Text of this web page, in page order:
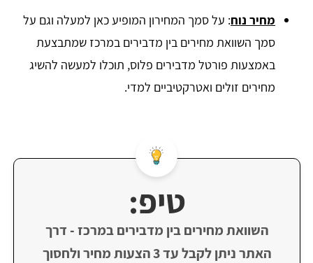
מחיר נוח: על סמך המחירון המופיע כאן למעלה וגם על
סמך השוואת מחירים בין מדבירים במרכז שמתבצעת
באמצעות פורטל מדבירים פלוס, תוכלו למעשה להשיג
מחירים זולים ואטרקטיביים למדי.
טיפ:
השוואת מחירים בין מדבירים במרכז - דרך
האתר ניתן לקבל עד 3 הצעות מחיר ולחסוך